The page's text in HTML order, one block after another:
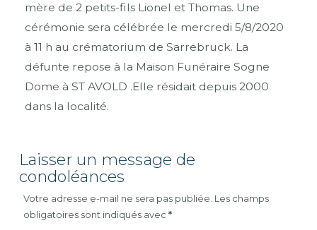
mère de 2 petits-fils Lionel et Thomas. Une
cérémonie sera célébrée le mercredi 5/8/2020
à 11 h au crématorium de Sarrebruck. La
défunte repose à la Maison Funéraire Sogne
Dome à ST AVOLD .Elle résidait depuis 2000
dans la localité.
Laisser un message de
condoléances
Votre adresse e-mail ne sera pas publiée. Les champs
obligatoires sont indiqués avec*